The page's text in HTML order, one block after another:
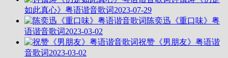
如此真心》粤语谐音歌词2023-07-29
陈奕迅《重口味》粤
语谐音歌词2023-03-02
祝赞《男朋友》粤语谐
音歌词2023-03-02